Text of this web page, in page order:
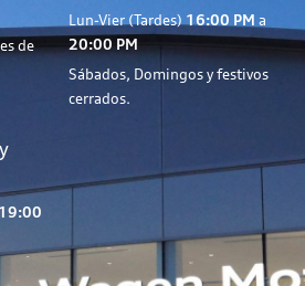
de
Lun-Vier (Tardes) 16:00 PM a
20:00 PM
Sábados, Domingos y festivos
cerrados.
19:00